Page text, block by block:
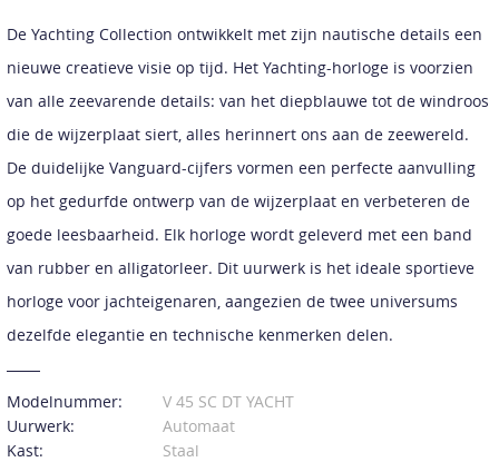
De Yachting Collection ontwikkelt met zijn nautische details een
nieuwe creatieve visie op tijd. Het Yachting-horloge is voorzien
van alle zeevarende details: van het diepblauwe tot de windroos
die de wijzerplaat siert, alles herinnert ons aan de zeewereld.
De duidelijke Vanguard-cijfers vormen een perfecte aanvulling
op het gedurfde ontwerp van de wijzerplaat en verbeteren de
goede leesbaarheid. Elk horloge wordt geleverd met een band
van rubber en alligatorleer. Dit uurwerk is het ideale sportieve
horloge voor jachteigenaren, aangezien de twee universums
dezelfde elegantie en technische kenmerken delen.
Modelnummer:
V 45 SC DT YACHT
Uurwerk:
Automaat
Kast:
Staal